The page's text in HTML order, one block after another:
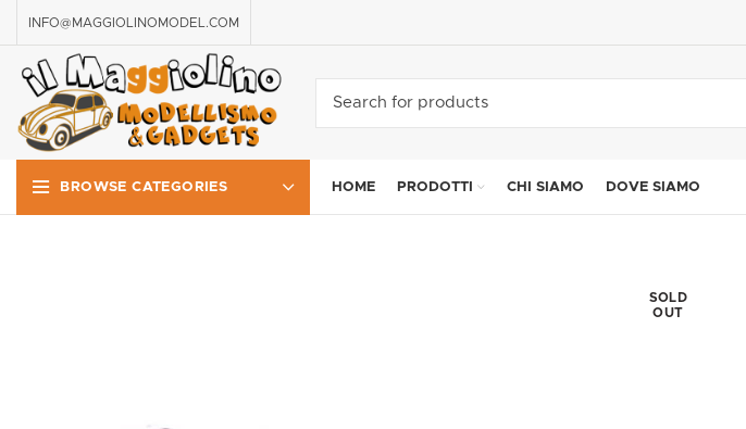
INFO@MAGGIOLINOMODEL.COM
BROWSE CATEGORIES HOME PRODOTTI CHI SIAMO DOVE SIAMO
SOLD
OUT